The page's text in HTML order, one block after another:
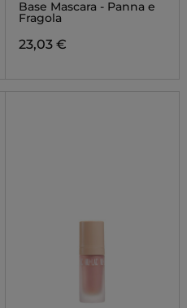
Base Mascara - Panna e
Fragola
23,03 €